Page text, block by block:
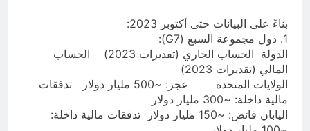
بناءً على البيانات حتى أكتوبر 2023:
1. دول مجموعة السبع (G7):
الدولة الحساب الجاري (تقديرات 2023) الحساب
المالي (تقديرات 2023)
الولايات المتحدة عجز: ~500 مليار دولار تدفقات
مالية داخلة: ~300 مليار دولار
اليابان فائض: ~150 مليار دولار تدفقات مالية داخلة: